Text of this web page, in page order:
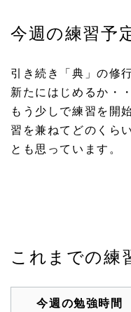
今週の練習予
引き続き「典」の修
新たにはじめるか・・
もう少しで練習を開
習を兼ねてどのくら
とも思っています。
これまでの練
今週の勉強時間